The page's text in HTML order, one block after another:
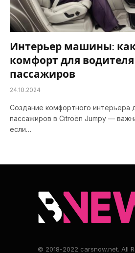
Интерьер машины:
комфорт для
пассажиров
24.10.2024
Создание комфортного интерьера
пассажиров в Citroën Jumpy —
если…
© 2018-2022 carsnow.net. All